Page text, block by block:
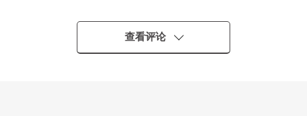
▼Mansion的特徴
查看评论